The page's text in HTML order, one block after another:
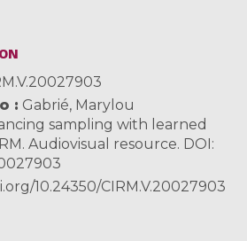
Gabrié, Marylou
sampling with learned
Audiovisual resource. DOI:
10.24350/CIRM.V.20027903